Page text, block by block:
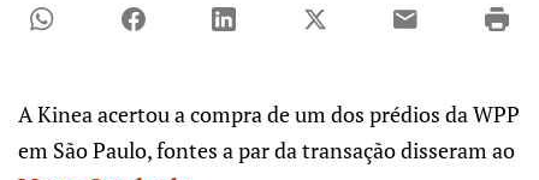
A Kinea acertou a compra de um dos prédios da WPP
em São Paulo, fontes a par da transação disseram ao